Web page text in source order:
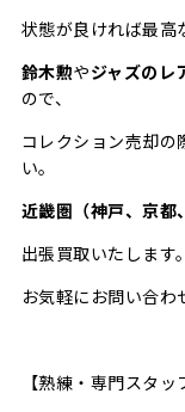
状態が良ければ最高
鈴木勲やジャズのレ
ので、
コレクション売却の
い。
近畿圏（神戸、京都
出張買取いたします。
お気軽にお問い合わ
【熟練・専門スタ